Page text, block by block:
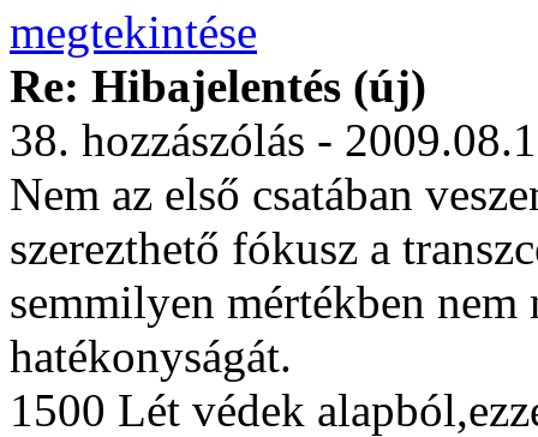
Re: Hibajelentés (új)
38. hozzászólás -
Nem az első csatában
szerezthető fókusz a
semmilyen mértékben nem
hatékonyságát.
1500 Lét védek